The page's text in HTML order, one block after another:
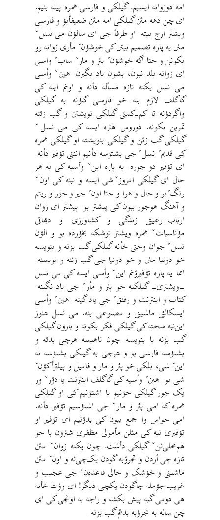
امه دوزوانه ایسیم. گیلکی و فارسی همره پیله بنیم.
ای چن دهه مئن گیلکی امه مئن ضعیفأبؤ و فارسی
ویشتر ارج بیته. او طرفأ جی ای سالؤن می نسلˇ
مئن یه پاره تصمیم بیتن کی خوشؤنˇ مأری زوانه رو
بکونن و حتا اگه خوشؤنˇ پئر و مارˇ سابˇ واسی
ای زوانه بلد نبون، بشون یاد بگیرن. هینˇ وأسی
می نسل یکته تازه مسأله دأنه و اونم اینه کی
گاگلف لازم بنه خو فارسی گبؤنه به گیلکی
واگردؤنه تا کم-کمئی گیلکی نویشتن و گب زئنه
تمرین بکونه. دوروس هئره ایسه کی می نسلˇ
گیلکی گب زئن و گیلکی بنویشته او گیلکی همره
کی قدیمˇ نسلˇ جی بشتؤسه دأنیم اننئی تؤفیر دأنه.
ای تؤفیر دو جوره. یه پاره اینˇ وأسیه کی به هر
حال ای گیلکی امروزˇشی ایسه و نبنه کی اونˇ
رنگˇبو و حال و هوا و حتا اونˇ جیر و جؤر و ریتم
و آهنگ هوجور ببون کی پیشتر بو. پیشتر ای زوان
ارباب-رعیتی زندگی و کشاورزی و دیهاتی
مؤناسباتˇ همره ویشتر توشکه بخؤرده بو و الؤن
نسلˇ جوان وختی خأنه گیلکی گب بزنه و بنویسه
خو دونیا مئن و خو دونیا جی گب زئنه و نویسنه.
امما یه پاره تؤفیرؤنم اینˇ وأسی ایسه کی می نسل
-ویشتری- گیلکیه خو پئر و مأرˇ جی یاد نگینه.
کتاب و اینترنت و رفئقˇ جی یاد گینه. هینˇ وأسی
ایسکالئی ماشینی و مصنوعی بنه. می نسل هنوز
این‌ئبه سخته کی گیلکی فکر بکونه و بازون گیلکی
گب بزنه یا بنویسه. چون تاهیسه هرچی بدئه و
بشتؤسه فارسی بو و هرچی به گیلکی بشتؤسه نه
اینˇ شی، بلکی خو پئر و مار و فامیل و پیلترأکؤنˇ
شی بو. هینˇ وأسیه کی گاگلف اینترنت یا دؤرˇ ور
یک جور گیلکی خؤنیم یا اشتؤنیم کی او گیلکی
همره که امی پئر و مارˇ جی اشتؤسیم تؤفیر دأنه.
امی حواس وا جمع ببون کی بدؤنیم ای تؤفیر او
تؤفیری نیه کی مثلن مأمولی مظفری شئرون با خو
هم‌محلی‌ئنˇ گیلکی دأشت. چون یکته زوانˇ مئن
تازه چی أردن و تجرؤبه گودن یک‌چی‌ئه و اونˇ مئن
ماشینی و خؤشک و خالی قاعده‌نˇ جی عجیب و
غریب جؤمله چاگودن یکچی دیگر! ای وؤت خأنه
هی دومی گبه پیش بکشه و راجه به اونچی کی ای
چن ساله به تجرؤبه بدئم گب بزنه.